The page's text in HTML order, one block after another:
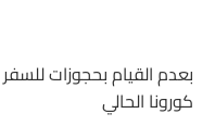
بعدم القيام بحجوزات
كورونا الحالي